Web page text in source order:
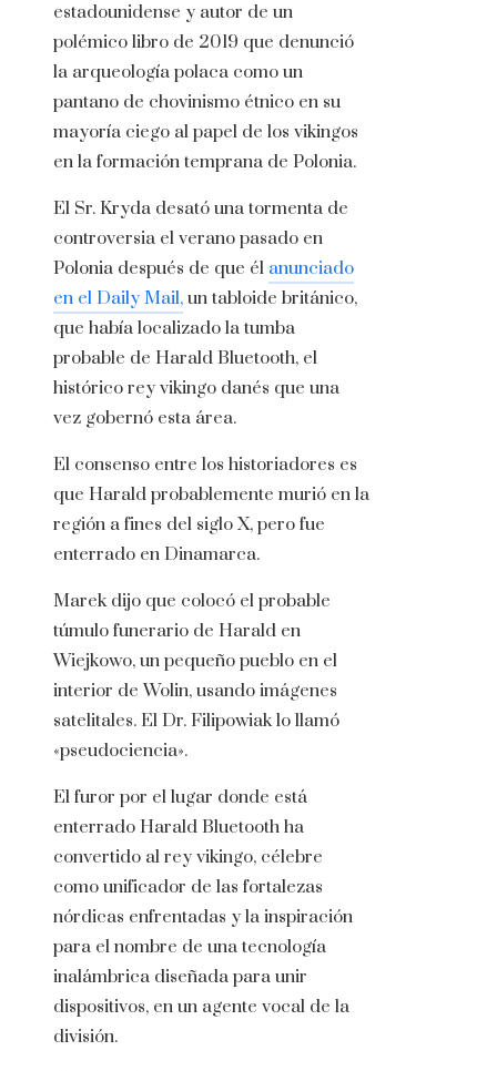
estadounidense y autor de un
polémico libro de 2019 que denunció
la arqueología polaca como un
pantano de chovinismo étnico en su
mayoría ciego al papel de los vikingos
en la formación temprana de Polonia.
El Sr. Kryda desató una tormenta de
controversia el verano pasado en
Polonia después de que él anunciado
en el Daily Mail, un tabloide británico,
que había localizado la tumba
probable de Harald Bluetooth, el
histórico rey vikingo danés que una
vez gobernó esta área.
El consenso entre los historiadores es
que Harald probablemente murió en la
región a fines del siglo X, pero fue
enterrado en Dinamarca.
Marek dijo que colocó el probable
túmulo funerario de Harald en
Wiejkowo, un pequeño pueblo en el
interior de Wolin, usando imágenes
satelitales. El Dr. Filipowiak lo llamó
«pseudociencia».
El furor por el lugar donde está
enterrado Harald Bluetooth ha
convertido al rey vikingo, célebre
como unificador de las fortalezas
nórdicas enfrentadas y la inspiración
para el nombre de una tecnología
inalámbrica diseñada para unir
dispositivos, en un agente vocal de la
división.